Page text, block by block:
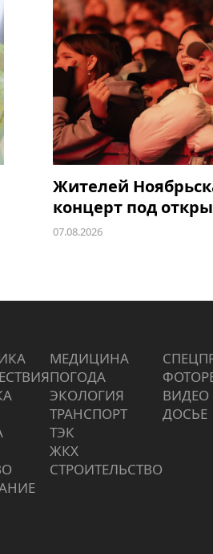
Жителей
концерт под
07.08.2026
МЕДИЦИНА
ПОГОДА
ЭКОЛОГИЯ
ТРАНСПОРТ
ТЭК
ЖКХ
СТРОИТЕЛЬСТВО
ВИДЕО
ДОСЬЕ